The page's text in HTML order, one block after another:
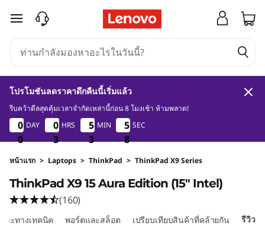
o
v
o
T
h
ข้ามไปที่เนื้อหาหลัก
โปรโมชันลดราคาดึกคืนนี้เริ่มแล้ว
รีบคว้าดีลสุดคุ้มเวลาจำกัดเหล่านี้ก่อน 8 โมงเช้า ห้ามพลาด!
0
0
0
0
0
0
0
0
DAY
0
3
0
3
0
3
0
3
HRS
5
3
5
3
5
3
5
3
MIN 5
7
5
6
5
7
5
6
SEC
หน้าแรก > Laptops > ThinkPad > ThinkPad X9 Series
ThinkPad X9 15 Aura Edition (15" Intel)
(160)
าะทางเทคนิค พอร์ตและสล็อต เปรียบเทียบสินค้าที่คล้ายกัน รีวิว